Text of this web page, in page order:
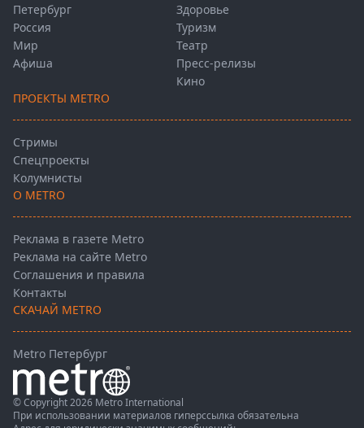
Петербург
Россия
Мир
Афиша
Здоровье
Туризм
Театр
Пресс-релизы
Кино
ПРОЕКТЫ METRO
Стримы
Спецпроекты
Колумнисты
О METRO
Реклама в газете Metro
Реклама на сайте Metro
Соглашения и правила
Контакты
СКАЧАЙ METRO
Metro Петербург
© Copyright 2026 Metro International
При использовании материалов гиперссылка обязательна